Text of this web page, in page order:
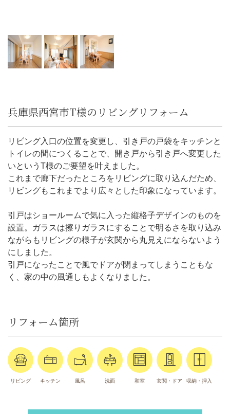
兵庫県西宮市T様のリビングリフォーム
リビング入口の位置を変更し、引き戸の戸袋をキッチンと
トイレの間につくることで、開き戸から引き戸へ変更した
いというT様のご要望を叶えました。
これまで廊下だったところをリビングに取り込んだため、
リビングもこれまでより広々とした印象になっています。
引戸はショールームで気に入った縦格子デザインのものを
設置。ガラスは擦りガラスにすることで明るさを取り込み
ながらもリビングの様子が玄関から丸見えにならないよう
にしました。
引戸になったことで風でドアが閉まってしまうこともな
く、家の中の風通しもよくなりました。
リフォーム箇所
リビング キッチン 風呂 洗面 和室 玄関・ドア 収納・押入